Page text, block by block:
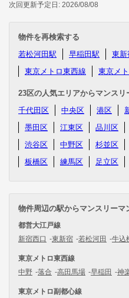
次回更新予定日: 2026/08/08
物件を再検索する
若松河田駅
早稲田駅 東新
東京メトロ東西線
東京メ
23区の人気エリアからマンス
千代田区
中央区 港区
墨田区
江東区 品川区
渋谷区
中野区 杉並区
板橋区
練馬区 足立区
物件周辺の駅からマンスリーマ
都営大江戸線
新宿西口
東新宿 若松河田 牛込
東京メトロ東西線
中野
落合 高田馬場 早稲田 神
東京メトロ副都心線